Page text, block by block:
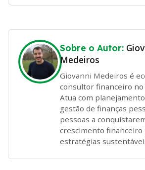
Sobre o Autor:
Medeiros
Giovanni Medeiros é
consultor financeiro
Atua com
gestão de finanças
pessoas a
crescimento financeiro
estratégias